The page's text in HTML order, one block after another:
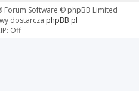
Forum Software © phpBB Limited
dostarcza phpBB.pl
Off